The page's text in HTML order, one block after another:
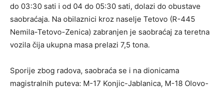
do 03:30 sati i od 04 do 05:30 sati, dolazi do obustave
saobraćaja. Na obilaznici kroz naselje Tetovo (R-445
Nemila-Tetovo-Zenica) zabranjen je saobraćaj za teretna
vozila čija ukupna masa prelazi 7,5 tona.
Sporije zbog radova, saobraća se i na dionicama
magistralnih puteva: M-17 Konjic-Jablanica, M-18 Olovo-